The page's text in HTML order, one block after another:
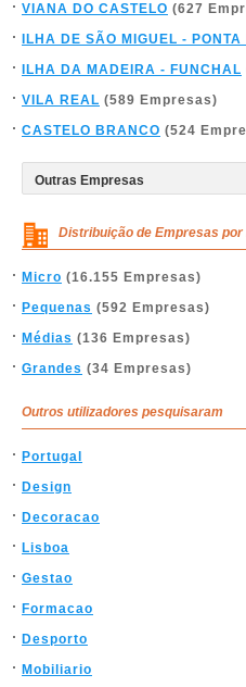
VIANA DO CASTELO (627
ILHA DE SÃO MIGUEL -
ILHA DA MADEIRA - FUNCHAL
VILA REAL (589 Empresas)
CASTELO BRANCO (524
Distribuição de Empresas por
Micro (16.155 Empresas)
Pequenas (592 Empresas)
Médias (136 Empresas)
Grandes (34 Empresas)
Outros utilizadores pesquisaram
Portugal
Design
Decoracao
Lisboa
Gestao
Formacao
Desporto
Mobiliario